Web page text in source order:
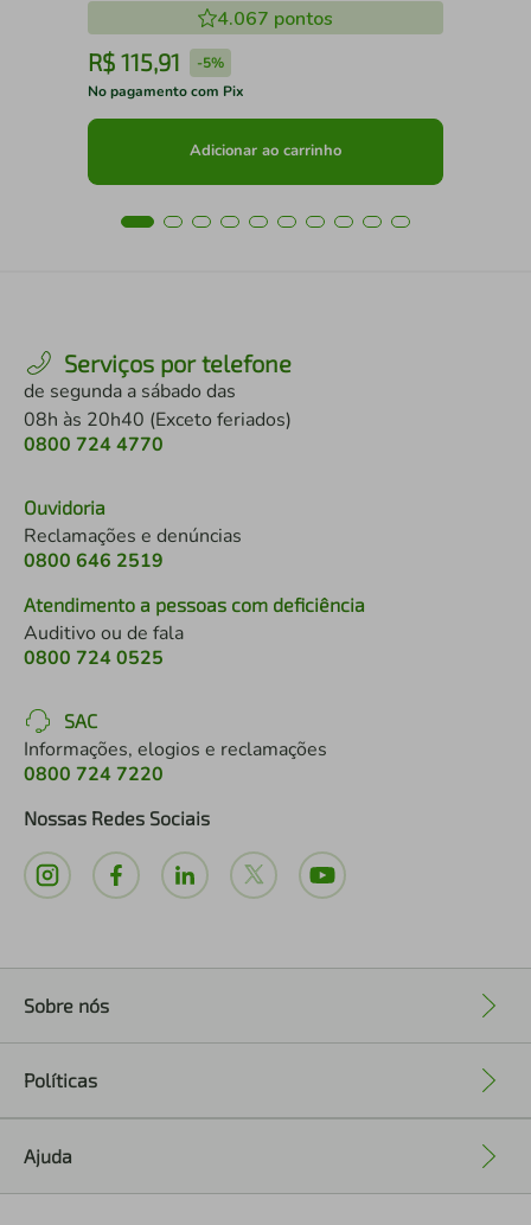
4.067 pontos
R$ 115,91 -5%
No pagamento com Pix
Adicionar ao carrinho
Serviços por telefone
de segunda a sábado das
08h às 20h40 (Exceto feriados)
0800 724 4770
Ouvidoria
Reclamações e denúncias
0800 646 2519
Atendimento a pessoas com deficiência
Auditivo ou de fala
0800 724 0525
SAC
Informações, elogios e reclamações
0800 724 7220
Nossas Redes Sociais
Sobre nós
Políticas
Ajuda